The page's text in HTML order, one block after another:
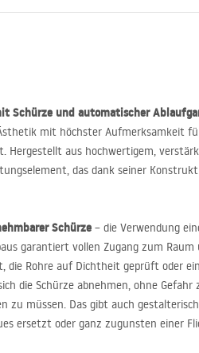
Schürze und automatischer
mit höchster Aufmerksamkeit
Hergestellt aus hochwertigem,
das dank seiner
Schürze – die Verwendung
garantiert vollen Zugang zum
die Rohre auf Dichtheit geprüft oder
die Schürze abnehmen, ohne Gefahr
zu müssen. Das gibt auch
ersetzt oder ganz zugunsten einer